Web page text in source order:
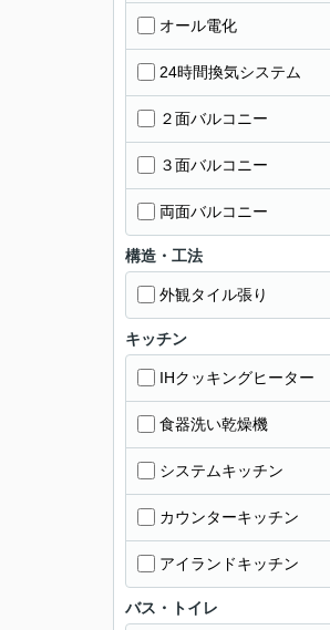
オール電化
24時間換気システム
２面バルコニー
３面バルコニー
両面バルコニー
構造・工法
外観タイル張り
キッチン
IHクッキングヒーター
食器洗い乾燥機
システムキッチン
カウンターキッチン
アイランドキッチン
バス・トイレ